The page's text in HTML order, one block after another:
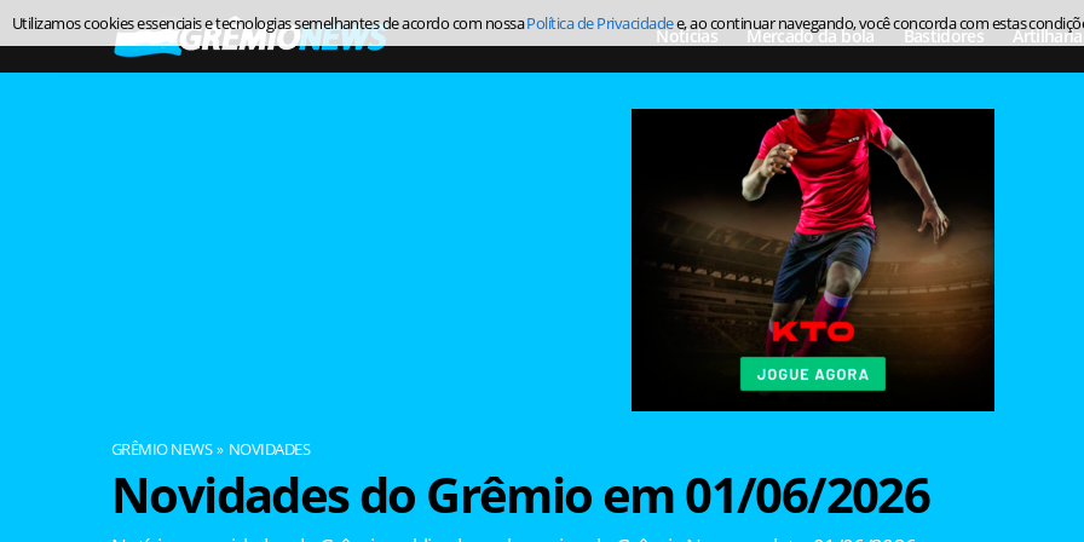
Notícias Mercado da bola Bastidores Artilharia
GRÊMIO NEWS NOVIDADES
Novidades do Grêmio em 01/06/2026
Utilizamos cookies essenciais e tecnologias semelhantes de acordo com nossaPolítica de Privacidadee, ao continuar navegando, você concorda com estas